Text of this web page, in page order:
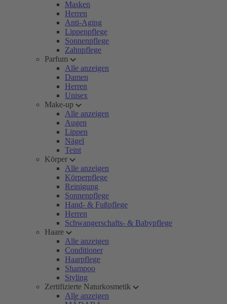
Masken
Herren
Anti-Aging
Lippenpflege
Sonnenpflege
Zahnpflege
Parfum
Alle anzeigen
Damen
Herren
Unisex
Make-up
Alle anzeigen
Augen
Lippen
Nägel
Teint
Körper
Alle anzeigen
Körperpflege
Reinigung
Sonnenpflege
Hand- & Fußpflege
Herren
Schwangerschafts- & Babypflege
Haare
Alle anzeigen
Conditioner
Haarpflege
Shampoo
Styling
Zertifizierte Naturkosmetik
Alle anzeigen